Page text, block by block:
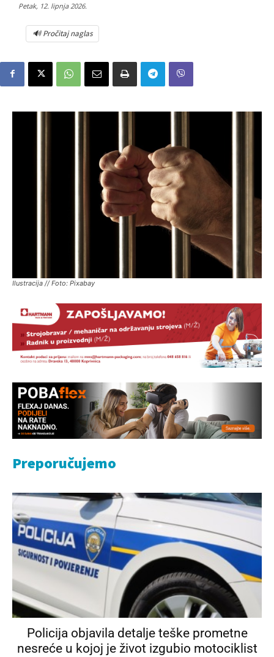
Petak, 12. lipnja 2026.
🔊 Pročitaj naglas
Ilustracija // Foto: Pixabay
Preporučujemo
Policija objavila detalje teške prometne
nesreće u kojoj je život izgubio motociklist